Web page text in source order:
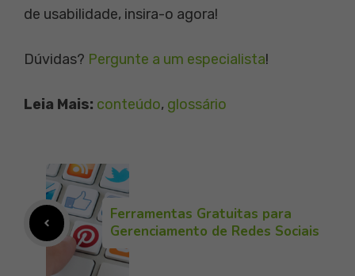
de usabilidade, insira-o agora!
Dúvidas? Pergunte a um especialista!
Leia Mais: conteúdo, glossário
Ferramentas Gratuitas para
Gerenciamento de Redes Sociais